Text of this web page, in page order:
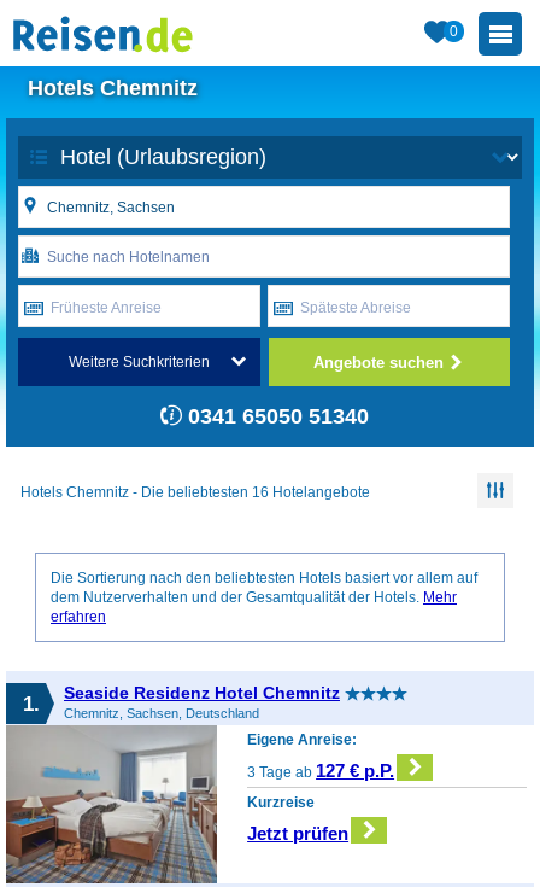
0
Hotels Chemnitz
Früheste Anreise Späteste Abreise
Weitere Suchkriterien Angebote suchen
0341 65050 51340
Hotels Chemnitz - Die beliebtesten 16 Hotelangebote
Die Sortierung nach den beliebtesten Hotels basiert vor allem auf
dem Nutzerverhalten und der Gesamtqualität der Hotels. Mehr
erfahren
1. Seaside Residenz Hotel Chemnitz
Chemnitz, Sachsen, Deutschland
Eigene Anreise:
3 Tage ab 127 € p.P.
Kurzreise
Jetzt prüfen